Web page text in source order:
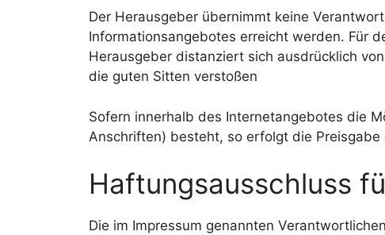
Der Herausgeber übernimmt keine
Informationsangebotes erreicht werden. Für
Herausgeber distanziert sich ausdrücklich
die guten Sitten verstoßen
Sofern innerhalb des Internetangebotes die
Anschriften) besteht, so erfolgt die
Haftungsausschluss
Die im Impressum genannten